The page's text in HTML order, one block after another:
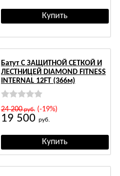
Батут С ЗАЩИТНОЙ СЕТКОЙ И
ЛЕСТНИЦЕЙ DIAMOND FITNESS
INTERNAL 12FT (366м)
24 200руб.(-19%)
19 500 руб.